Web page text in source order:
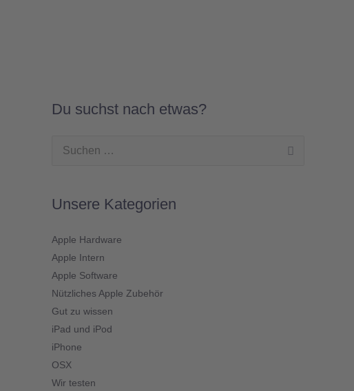
Du suchst nach etwas?
Suchen
Unsere Kategorien
Apple Hardware
Apple Intern
Apple Software
Nützliches Apple Zubehör
Gut zu wissen
iPad und iPod
iPhone
OSX
Wir testen